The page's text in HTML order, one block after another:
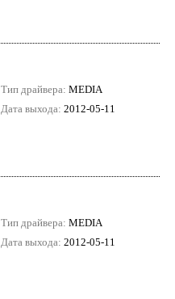
Тип драйвера: MEDIA
Дата выхода: 2012-05-11
Тип драйвера: MEDIA
Дата выхода: 2012-05-11